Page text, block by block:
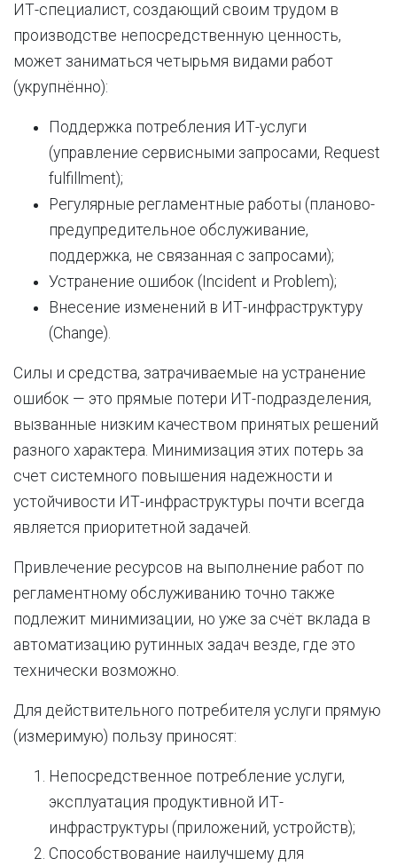
ИТ-специалист, создающий своим трудом в
производстве непосредственную ценность,
может заниматься четырьмя видами работ
(укрупнённо):
Поддержка потребления ИТ-услуги
(управление сервисными запросами, Request
fulfillment);
Регулярные регламентные работы (планово-
предупредительное обслуживание,
поддержка, не связанная с запросами);
Устранение ошибок (Incident и Problem);
Внесение изменений в ИТ-инфраструктуру
(Change).
Силы и средства, затрачиваемые на устранение
ошибок — это прямые потери ИТ-подразделения,
вызванные низким качеством принятых решений
разного характера. Минимизация этих потерь за
счет системного повышения надежности и
устойчивости ИТ-инфраструктуры почти всегда
является приоритетной задачей.
Привлечение ресурсов на выполнение работ по
регламентному обслуживанию точно также
подлежит минимизации, но уже за счёт вклада в
автоматизацию рутинных задач везде, где это
технически возможно.
Для действительного потребителя услуги прямую
(измеримую) пользу приносят:
Непосредственное потребление услуги,
эксплуатация продуктивной ИТ-
инфраструктуры (приложений, устройств);
Способствование наилучшему для